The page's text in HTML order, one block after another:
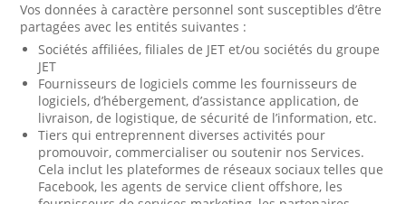
Vos données à caractère personnel sont susceptibles d’être
partagées avec les entités suivantes :
Sociétés affiliées, filiales de JET et/ou sociétés du groupe
JET
Fournisseurs de logiciels comme les fournisseurs de
logiciels, d’hébergement, d’assistance application, de
livraison, de logistique, de sécurité de l’information, etc.
Tiers qui entreprennent diverses activités pour
promouvoir, commercialiser ou soutenir nos Services.
Cela inclut les plateformes de réseaux sociaux telles que
Facebook, les agents de service client offshore, les